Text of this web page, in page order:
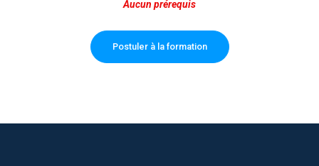
Aucun prérequis
Postuler à la formation